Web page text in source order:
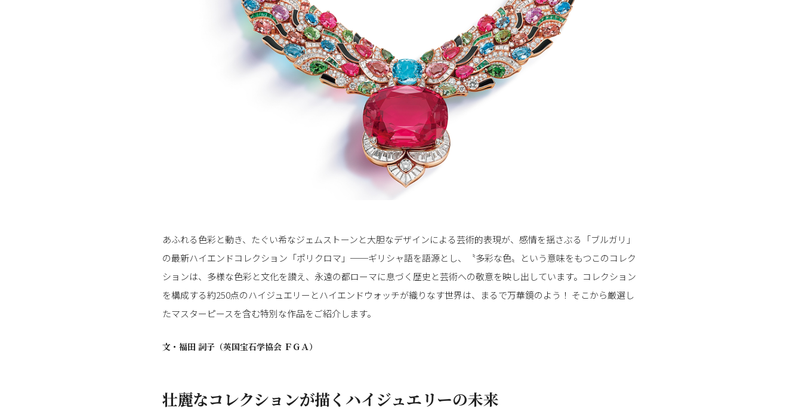
あふれる色彩と動き、たぐい希なジェムストーンと大胆なデザインによる芸術的表現が、感情を揺さぶる「ブルガリ」
の最新ハイエンドコレクション「ポリクロマ」──ギリシャ語を語源とし、〝多彩な色〟という意味をもつこのコレク
ションは、多様な色彩と文化を讃え、永遠の都ローマに息づく歴史と芸術への敬意を映し出しています。コレクション
を構成する約250点のハイジュエリーとハイエンドウォッチが織りなす世界は、まるで万華鏡のよう！ そこから厳選し
たマスターピースを含む特別な作品をご紹介します。
文・ 福田 詞子（英国宝石学協会 ＦＧＡ）
壮麗なコレクションが描くハイジュエリーの未来